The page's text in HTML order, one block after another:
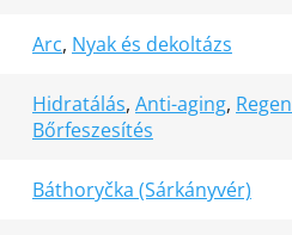
Arc, Nyak és dekoltázs
Hidratálás, Anti-aging,
Bőrfeszesítés
Báthoryčka (Sárkányvér)